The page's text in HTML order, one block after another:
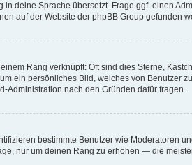
deine Sprache übersetzt. Frage ggf. einen
auf der Website der phpBB Group gefunden
Rang verknüpft: Oft sind dies Sterne,
ein persönliches Bild, welches von Benutzer
Administration nach den Gründen dafür fragen.
bestimmte Benutzer wie Moderatoren
nur um deinen Rang zu erhöhen — die